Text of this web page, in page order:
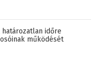
határozatlan időre
működését